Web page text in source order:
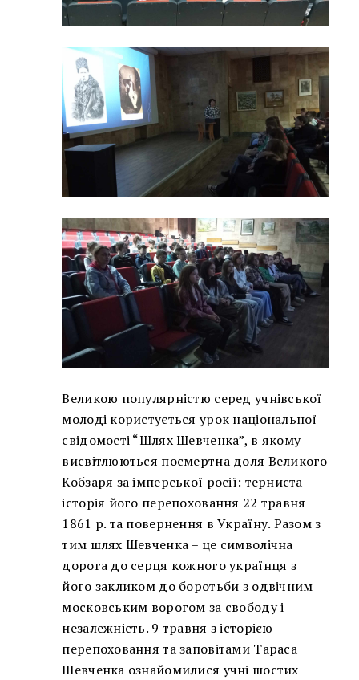
Великою популярністю серед учнівської
молоді користується урок національної
свідомості “Шлях Шевченка”, в якому
висвітлюються посмертна доля Великого
Кобзаря за імперської росії: терниста
історія його перепоховання 22 травня
1861 р. та повернення в Україну. Разом з
тим шлях Шевченка – це символічна
дорога до серця кожного українця з
його закликом до боротьби з одвічним
московським ворогом за свободу і
незалежність. 9 травня з історією
перепоховання та заповітами Тараса
Шевченка ознайомилися учні шостих